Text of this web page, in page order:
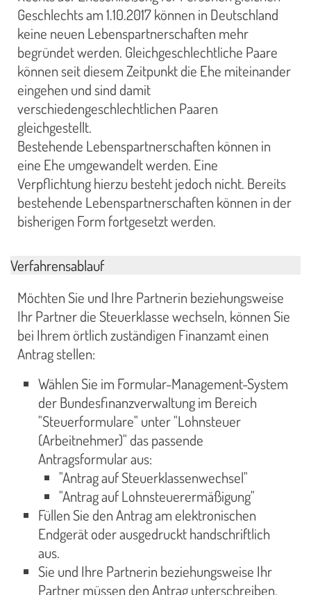
Geschlechts am 1.10.2017 können in Deutschland
keine neuen Lebenspartnerschaften mehr
begründet werden. Gleichgeschlechtliche Paare
können seit diesem Zeitpunkt die Ehe miteinander
eingehen und sind damit
verschiedengeschlechtlichen Paaren
gleichgestellt.
Bestehende Lebenspartnerschaften können in
eine Ehe umgewandelt werden. Eine
Verpflichtung hierzu besteht jedoch nicht. Bereits
bestehende Lebenspartnerschaften können in der
bisherigen Form fortgesetzt werden.
Verfahrensablauf
Möchten Sie und Ihre Partnerin beziehungsweise
Ihr Partner die Steuerklasse wechseln, können Sie
bei Ihrem örtlich zuständigen Finanzamt einen
Antrag stellen:
Wählen Sie im Formular-Management-System
der Bundesfinanzverwaltung im Bereich
"Steuerformulare" unter "Lohnsteuer
(Arbeitnehmer)" das passende
Antragsformular aus:
"Antrag auf Steuerklassenwechsel"
"Antrag auf Lohnsteuerermäßigung"
Füllen Sie den Antrag am elektronischen
Endgerät oder ausgedruckt handschriftlich
aus.
Sie und Ihre Partnerin beziehungsweise Ihr
Partner müssen den Antrag unterschreiben.